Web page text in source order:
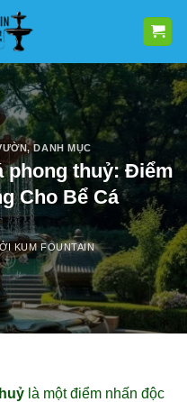
,DANH MỤC
phong thuỷ: Điểm
Cho Bể Cá
KUM FOUNTAIN
là một điểm nhấn độc